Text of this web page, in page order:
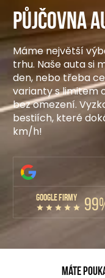
Půjčovna
Máme největší
trhu. Naše auta si
den, nebo třeba
varianty s limitem
bez omezení.
bestiích, které
km/h!
GOOGLE FIRMY
Máte